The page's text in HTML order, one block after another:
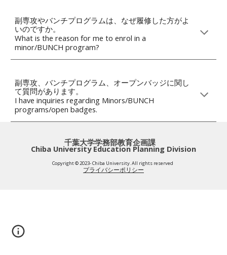
副専攻やバンチプログラムは、なぜ履修した方がよ
いのですか。
What is the reason for me to enrol in a
minor/BUNCH program?
副専攻、バンチプログラム、オープンバッジに関し
て質問があります。
I have inquiries regarding Minors/BUNCH
programs/open badges.
千葉大学学務部教育企画課
Chiba University Education Planning Division
Copyright © 2023- Chiba University. All rights reserved
プライバシーポリシー